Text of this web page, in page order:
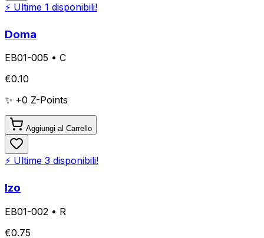
⚡ Ultime 1 disponibili!
Doma
EB01-005 • C
€0.10
✨ +0 Z-Points
Aggiungi al Carrello
⚡ Ultime 3 disponibili!
Izo
EB01-002 • R
€0.75